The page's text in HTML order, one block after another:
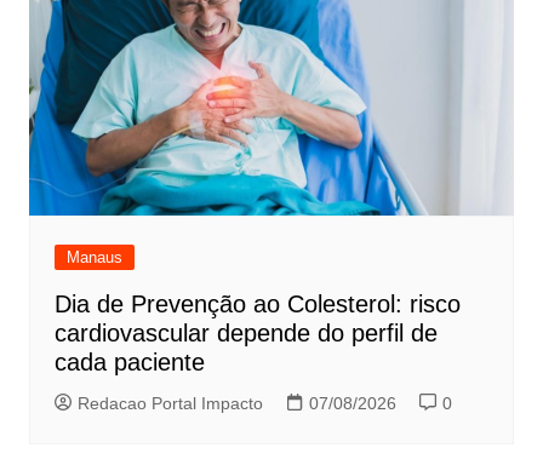
Manaus
Dia de Prevenção ao Colesterol: risco
cardiovascular depende do perfil de
cada paciente
Redacao Portal Impacto 07/08/2026 0